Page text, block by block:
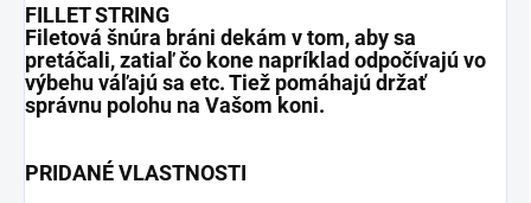
FILLET STRING
Filetová šnúra bráni dekám v tom, aby sa
pretáčali, zatiaľ čo kone napríklad odpočívajú vo
výbehu váľajú sa etc. Tiež pomáhajú držať
správnu polohu na Vašom koni.
PRIDANÉ VLASTNOSTI